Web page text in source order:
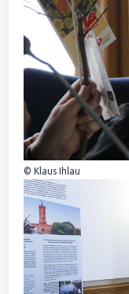
© Klaus Ihlau